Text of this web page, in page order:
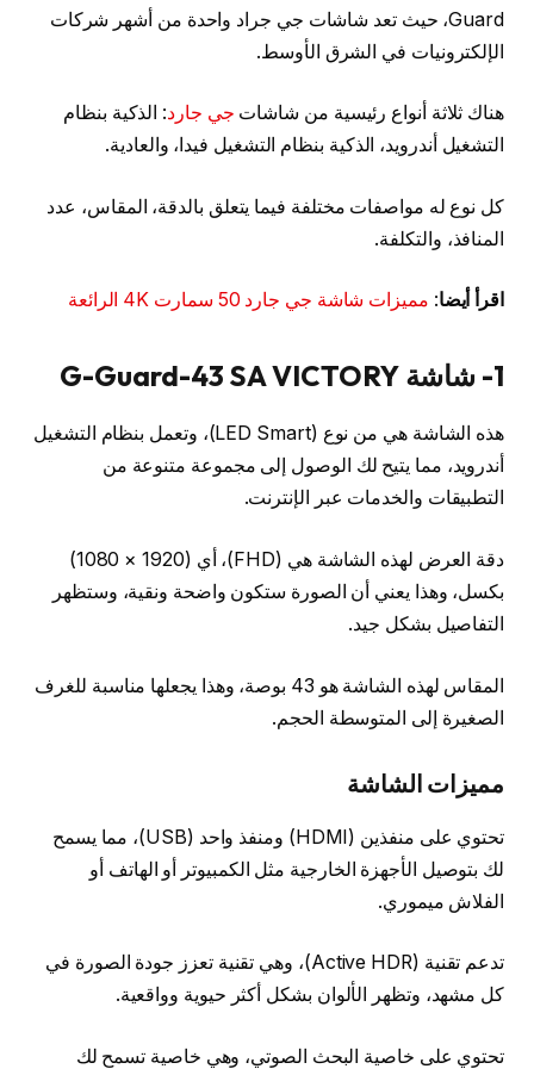
Guard، حيث تعد شاشات جي جراد واحدة من أشهر شركات
الإلكترونيات في الشرق الأوسط.
هناك ثلاثة أنواع رئيسية من شاشات جي جارد: الذكية بنظام
التشغيل أندرويد، الذكية بنظام التشغيل فيدا، والعادية.
كل نوع له مواصفات مختلفة فيما يتعلق بالدقة، المقاس، عدد
المنافذ، والتكلفة.
اقرأ أيضا: مميزات شاشة جي جارد 50 سمارت 4K الرائعة
1- شاشة G-Guard-43 SA VICTORY
هذه الشاشة هي من نوع (LED Smart)، وتعمل بنظام التشغيل
أندرويد، مما يتيح لك الوصول إلى مجموعة متنوعة من
التطبيقات والخدمات عبر الإنترنت.
دقة العرض لهذه الشاشة هي (FHD)، أي (1920 × 1080)
بكسل، وهذا يعني أن الصورة ستكون واضحة ونقية، وستظهر
التفاصيل بشكل جيد.
المقاس لهذه الشاشة هو 43 بوصة، وهذا يجعلها مناسبة للغرف
الصغيرة إلى المتوسطة الحجم.
مميزات الشاشة
تحتوي على منفذين (HDMI) ومنفذ واحد (USB)، مما يسمح
لك بتوصيل الأجهزة الخارجية مثل الكمبيوتر أو الهاتف أو
الفلاش ميموري.
تدعم تقنية (Active HDR)، وهي تقنية تعزز جودة الصورة في
كل مشهد، وتظهر الألوان بشكل أكثر حيوية وواقعية.
تحتوي على خاصية البحث الصوتي، وهي خاصية تسمح لك